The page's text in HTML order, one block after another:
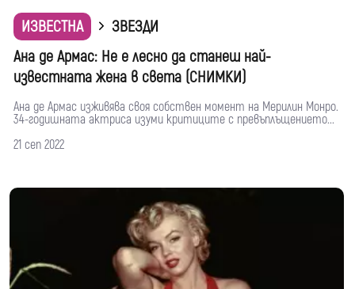
ИЗВЕСТНА
ЗВЕЗДИ
Ана де Армас: Не е лесно да станеш най-
известната жена в света (СНИМКИ)
Ана де Армас изживява своя собствен момент на Мерилин Монро.
34-годишната актриса изуми критиците с превъплъщението...
21 сеп 2022